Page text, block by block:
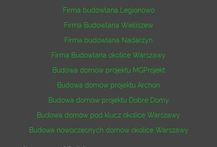
Firma budowlana Legionowo
Firma Budowlana Wieliszew
Firma budowlana Nadarzyn
Firma Budowlana okolice Warszawy
Budowa domów projektu MGProjekt
Budowa domów projektu Archon
Budowa domów projektu Dobre Domy
Budowa domów pod klucz okolice Warszawy
Budowa nowoczesnych domów okolice Warszawy